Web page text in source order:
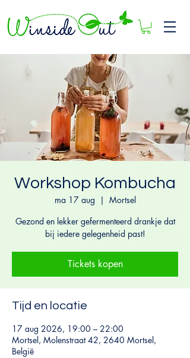
Workshop Kombucha
ma 17 aug
  |
Mortsel
Gezond en lekker gefermenteerd drankje dat
bij iedere gelegenheid past!
Tickets kopen
Tijd en locatie
17 aug 2026, 19:00 – 22:00
Mortsel, Molenstraat 42, 2640 Mortsel,
België